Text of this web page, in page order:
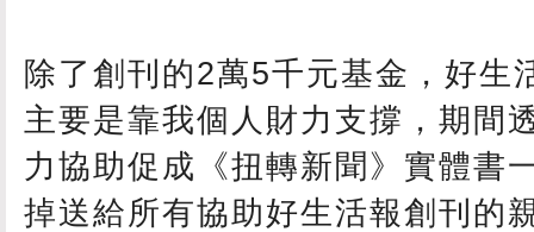
除了創刊的2萬5千元基金，好生
主要是靠我個人財力支撐，期間
力協助促成《扭轉新聞》實體書
掉送給所有協助好生活報創刊的